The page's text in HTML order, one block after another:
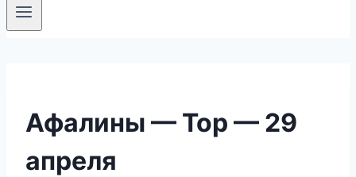
Афалины — Тор — 29
апреля